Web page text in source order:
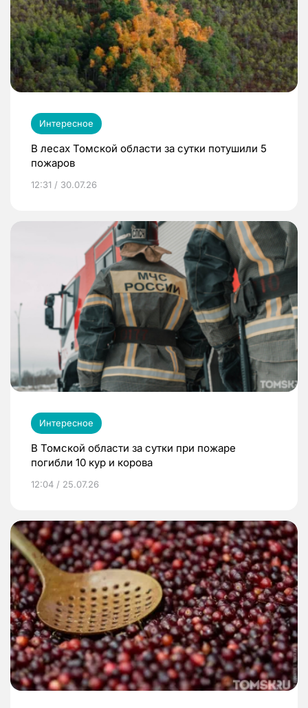
Интересное
В лесах Томской области за сутки потушили 5
пожаров
12:31 / 30.07.26
Интересное
В Томской области за сутки при пожаре
погибли 10 кур и корова
12:04 / 25.07.26